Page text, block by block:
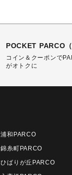
POCKET PARCO
コイン＆クーポンで
がオトクに
浦和PARCO
錦糸町PARCO
ひばりが丘PARCO